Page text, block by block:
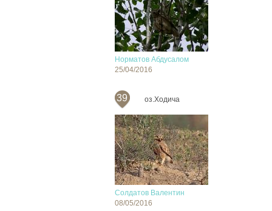
Норматов Абдусалом
25/04/2016
39 оз.Ходича
Солдатов Валентин
08/05/2016